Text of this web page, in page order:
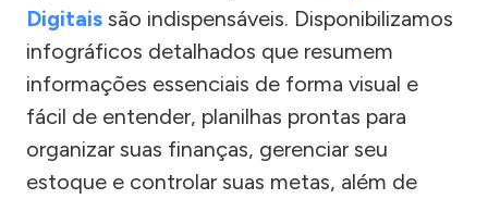
Digitais são indispensáveis. Disponibilizamos
infográficos detalhados que resumem
informações essenciais de forma visual e
fácil de entender, planilhas prontas para
organizar suas finanças, gerenciar seu
estoque e controlar suas metas, além de